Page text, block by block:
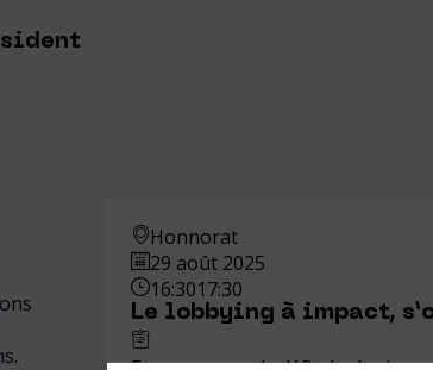
Honnorat
29 août 2025
16:3017:30
Le lobbying à impact,